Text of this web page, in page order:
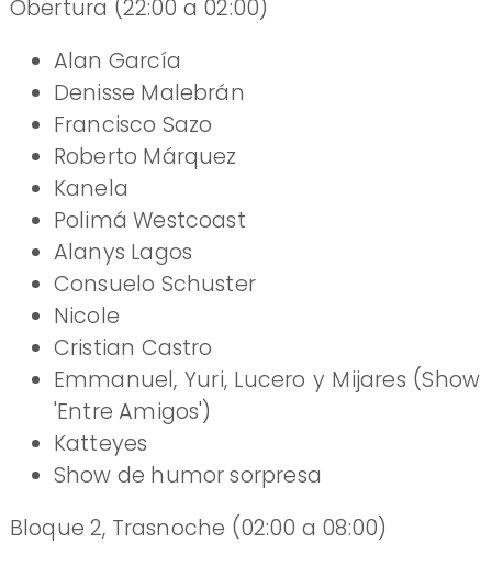
Obertura (22:00 a 02:00)
Alan García
Denisse Malebrán
Francisco Sazo
Roberto Márquez
Kanela
Polimá Westcoast
Alanys Lagos
Consuelo Schuster
Nicole
Cristian Castro
Emmanuel, Yuri, Lucero y Mijares (Show
'Entre Amigos')
Katteyes
Show de humor sorpresa
Bloque 2, Trasnoche (02:00 a 08:00)